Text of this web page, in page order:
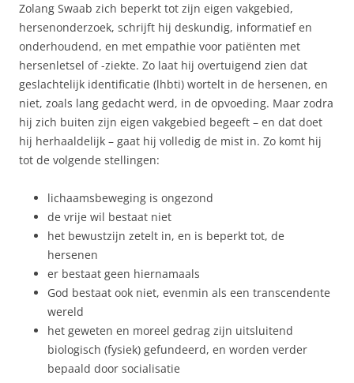
Zolang Swaab zich beperkt tot zijn eigen vakgebied,
hersenonderzoek, schrijft hij deskundig, informatief en
onderhoudend, en met empathie voor patiënten met
hersenletsel of -ziekte. Zo laat hij overtuigend zien dat
geslachtelijk identificatie (lhbti) wortelt in de hersenen, en
niet, zoals lang gedacht werd, in de opvoeding. Maar zodra
hij zich buiten zijn eigen vakgebied begeeft – en dat doet
hij herhaaldelijk – gaat hij volledig de mist in. Zo komt hij
tot de volgende stellingen:
lichaamsbeweging is ongezond
de vrije wil bestaat niet
het bewustzijn zetelt in, en is beperkt tot, de
hersenen
er bestaat geen hiernamaals
God bestaat ook niet, evenmin als een transcendente
wereld
het geweten en moreel gedrag zijn uitsluitend
biologisch (fysiek) gefundeerd, en worden verder
bepaald door socialisatie